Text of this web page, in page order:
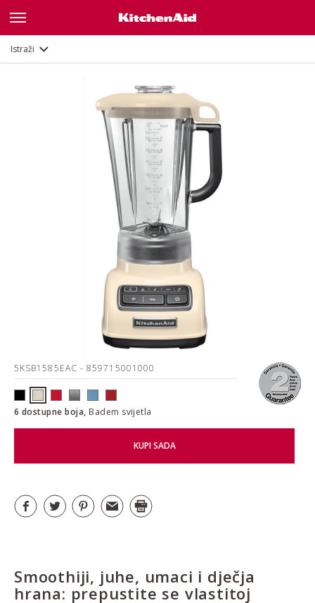
Istraži
5KSB1585EAC - 859715001000
6 dostupne boja, Badem svijetla
KUPI SADA
Smoothiji, juhe, umaci i dječja
hrana: prepustite se vlastitoj